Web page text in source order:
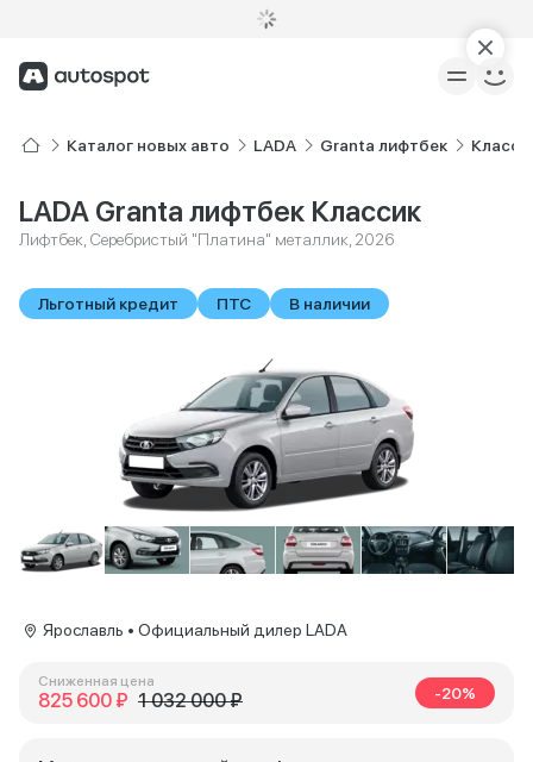
Каталог новых авто LADA Granta лифтбек
LADA Granta лифтбек Классик
Лифтбек, Серебристый "Платина" металлик, 2026
Льготный кредит ПТС В наличии
Ярославль • Официальный дилер LADA
Сниженная цена
825 600 ₽ 1 032 000 ₽ -20%